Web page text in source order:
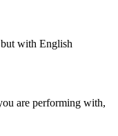
with English
are performing with,